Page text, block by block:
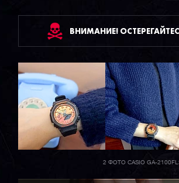
ВНИМАНИЕ!
2 ФОТО CASIO GA-